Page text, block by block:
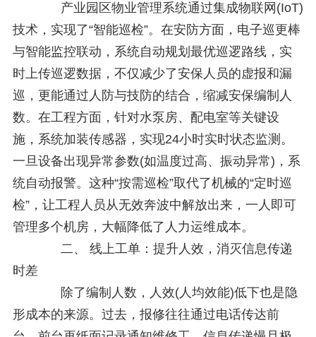
产业园区物业管理系统通过集成物联网(IoT)
技术，实现了“智能巡检”。在安防方面，电子巡更棒
与智能监控联动，系统自动规划最优巡逻路线，实
时上传巡逻数据，不仅减少了安保人员的虚报和漏
巡，更能通过人防与技防的结合，缩减安保编制人
数。在工程方面，针对水泵房、配电室等关键设
施，系统加装传感器，实现24小时实时状态监测。
一旦设备出现异常参数(如温度过高、振动异常)，系
统自动报警。这种“按需巡检”取代了机械的“定时巡
检”，让工程人员从无效奔波中解放出来，一人即可
管理多个机房，大幅降低了人力运维成本。
二、 线上工单：提升人效，消灭信息传递
时差
除了编制人数，人效(人均效能)低下也是隐
形成本的来源。过去，报修往往通过电话传达前